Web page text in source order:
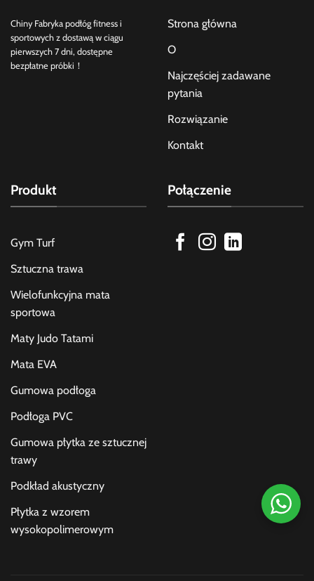
Chiny Fabryka podłóg fitness i
sportowych z dostawą w ciągu
pierwszych 7 dni, dostępne
bezpłatne próbki！
Strona główna
O
Najczęściej zadawane
pytania
Rozwiązanie
Kontakt
Produkt
Gym Turf
Sztuczna trawa
Wielofunkcyjna mata
sportowa
Maty Judo Tatami
Mata EVA
Gumowa podłoga
Podłoga PVC
Gumowa płytka ze sztucznej
trawy
Podkład akustyczny
Płytka z wzorem
wysokopolimerowym
Połączenie